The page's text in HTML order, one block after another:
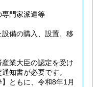
専門家派遣等
設備の購入、設置、移
業大臣の認定を受け
知書が必要です。
ともに、令和8年1月